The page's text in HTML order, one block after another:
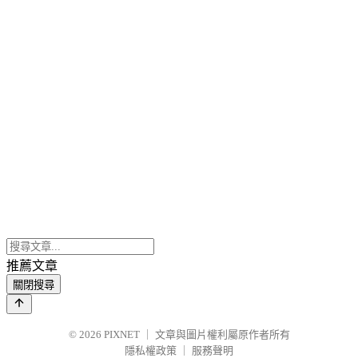
推薦文章
關閉搜尋
© 2026 PIXNET
文章與圖片權利屬原作者所有
隱私權政策
服務聲明